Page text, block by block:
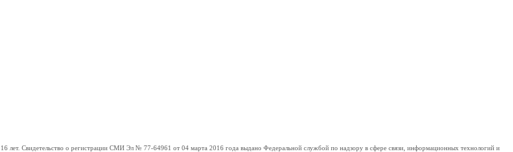
Свидетельство о регистрации СМИ Эл № 77-64961 от 04 марта 2016 года выдано Федеральной службой по надзору в сфере связи, информационных технологий и